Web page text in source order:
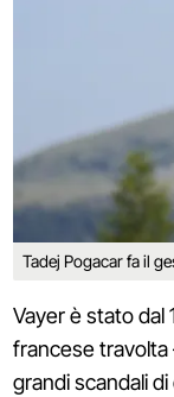
Tadej Pogacar fa il
Vayer è stato dal
francese travolta
grandi scandali